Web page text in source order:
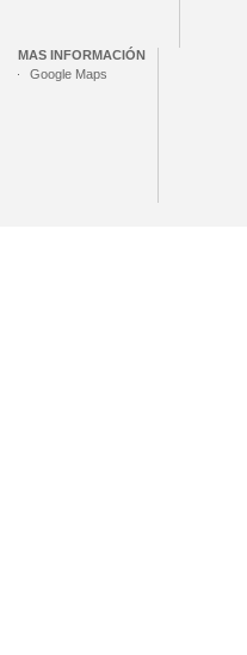
MAS INFORMACIÓN
Google Maps